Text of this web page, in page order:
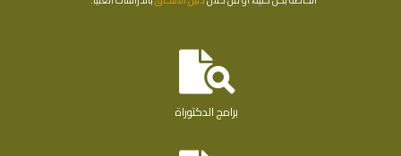
برامج الدكتوراة